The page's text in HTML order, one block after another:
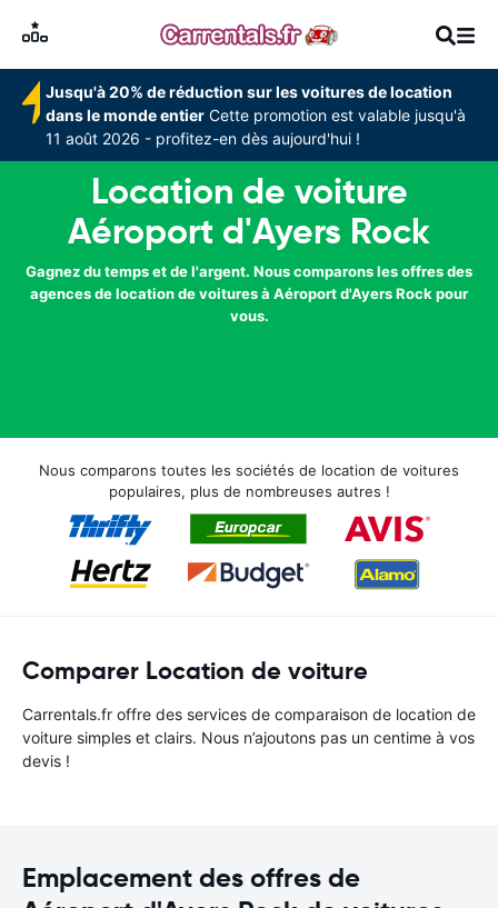
Jusqu'à 20% de réduction sur les voitures de location
dans le monde entier Cette promotion est valable jusqu'à
11 août 2026 - profitez-en dès aujourd'hui !
Location de voiture
Aéroport d'Ayers Rock
Gagnez du temps et de l'argent. Nous comparons les offres des
agences de location de voitures à Aéroport d'Ayers Rock pour
vous.
Nous comparons toutes les sociétés de location de voitures
populaires, plus de nombreuses autres !
Comparer Location de voiture
Carrentals.fr offre des services de comparaison de location de
voiture simples et clairs. Nous n’ajoutons pas un centime à vos
devis !
Emplacement des offres de